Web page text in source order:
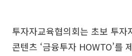
투자자교육협의회는 초보 투자
콘텐츠 ‘금융투자 HOWTO’를